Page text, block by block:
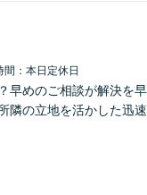
間：本日定休日
早めのご相談が解決を
隣の立地を活かした迅